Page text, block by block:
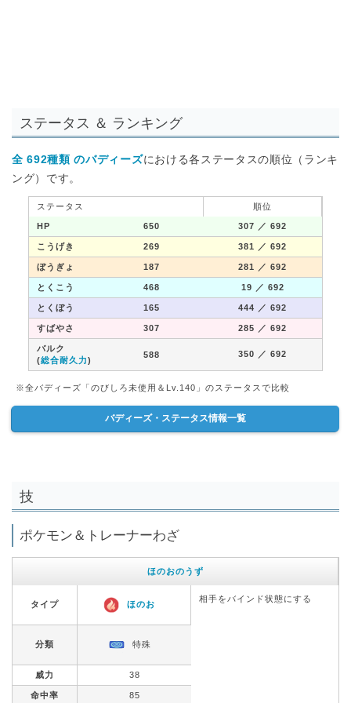
ステータス ＆ ランキング
全 692種類 のバディーズにおける各ステータスの順位（ランキ
ング）です。
ステータス 順位
HP 650 307 ／ 692
こうげき 269 381 ／ 692
ぼうぎょ 187 281 ／ 692
とくこう 468 19 ／ 692
とくぼう 165 444 ／ 692
すばやさ 307 285 ／ 692
バルク
(総合耐久力)
588 350 ／ 692
※全バディーズ「のびしろ未使用＆Lv.140」のステータスで比較
バディーズ・ステータス情報一覧
技
ポケモン＆トレーナーわざ
ほのおのうず
タイプ ほのお
相手をバインド状態にする
分類 特殊
威力 38
命中率 85